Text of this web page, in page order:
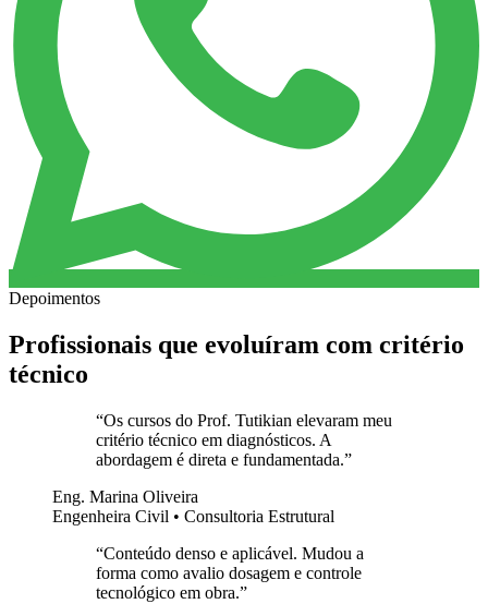
Depoimentos
Profissionais que evoluíram com critério
técnico
“Os cursos do Prof. Tutikian elevaram meu
critério técnico em diagnósticos. A
abordagem é direta e fundamentada.”
Eng. Marina Oliveira
Engenheira Civil • Consultoria Estrutural
“Conteúdo denso e aplicável. Mudou a
forma como avalio dosagem e controle
tecnológico em obra.”